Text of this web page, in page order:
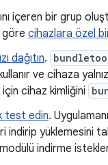
içeren bir grup
göre cihazlara özel
dağıtın.
ve cihaza
cihaz kimliğini
test edin.
indirip yüklemesini
indirme